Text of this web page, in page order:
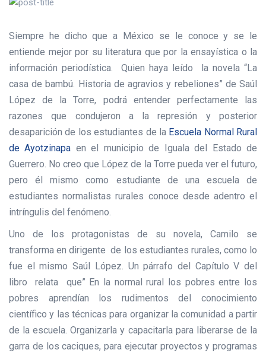
Siempre he dicho que a México se le conoce y se le
entiende mejor por su literatura que por la ensayística o la
información periodística. Quien haya leído la novela “La
casa de bambú. Historia de agravios y rebeliones” de Saúl
López de la Torre, podrá entender perfectamente las
razones que condujeron a la represión y posterior
desaparición de los estudiantes de la Escuela Normal Rural
de Ayotzinapa en el municipio de Iguala del Estado de
Guerrero. No creo que López de la Torre pueda ver el futuro,
pero él mismo como estudiante de una escuela de
estudiantes normalistas rurales conoce desde adentro el
intríngulis del fenómeno.
Uno de los protagonistas de su novela, Camilo se
transforma en dirigente de los estudiantes rurales, como lo
fue el mismo Saúl López. Un párrafo del Capítulo V del
libro relata que” En la normal rural los pobres entre los
pobres aprendían los rudimentos del conocimiento
científico y las técnicas para organizar la comunidad a partir
de la escuela. Organizarla y capacitarla para liberarse de la
garra de los caciques, para ejecutar proyectos y programas